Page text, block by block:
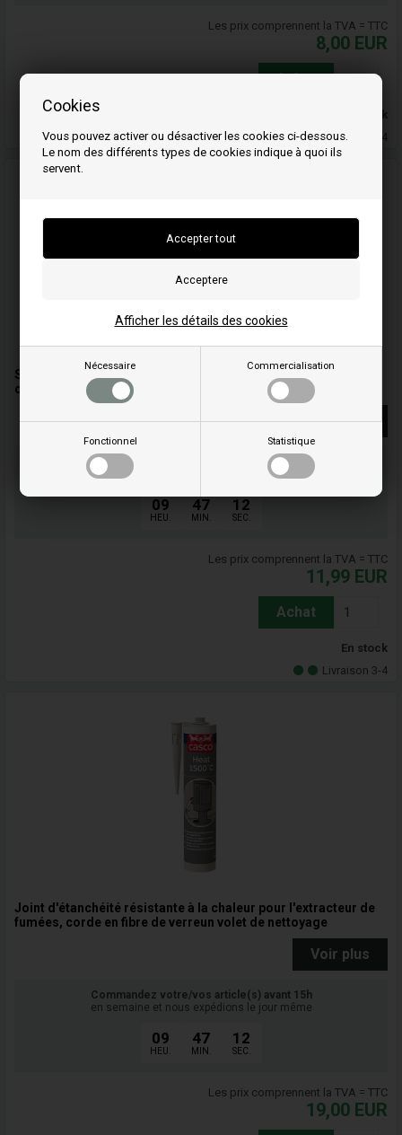
Cookies
Vous pouvez activer ou désactiver les cookies ci-dessous.
Le nom des différents types de cookies indique à quoi ils
servent.
Nécessaire Commercialisation
Fonctionnel Statistique
Afficher les détails des cookies
Les prix comprennent la TVA = TTC
8,00 EUR
Achat
En stock
Livraison 3-4
Silicone résistante à la chaleur pour l'extracteur de fumées,
corde en fibre de verreun volet de nettoyage
Voir plus
Commandez votre/vos article(s) avant 15h
en semaine et nous expédions le jour même
09
HEU.
47
MIN.
11
SEC.
Les prix comprennent la TVA = TTC
11,99 EUR
Achat
En stock
Livraison 3-4
Joint d'étanchéité résistante à la chaleur pour l'extracteur de
fumées, corde en fibre de verreun volet de nettoyage
Voir plus
Commandez votre/vos article(s) avant 15h
en semaine et nous expédions le jour même
09
HEU.
47
MIN.
11
SEC.
Les prix comprennent la TVA = TTC
19,00 EUR